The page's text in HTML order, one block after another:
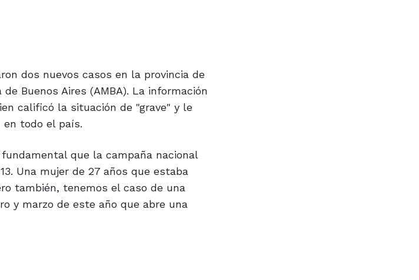
dos nuevos casos en la provincia de
Buenos Aires (AMBA). La información
calificó la situación de "grave" y le
en todo el país.
que la campaña nacional
Una mujer de 27 años que estaba
también, tenemos el caso de una
y marzo de este año que abre una